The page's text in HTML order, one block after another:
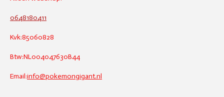
0648180411
Kvk:85060828
Btw:NL004047630B44
Email:info@pokemongigant.nl